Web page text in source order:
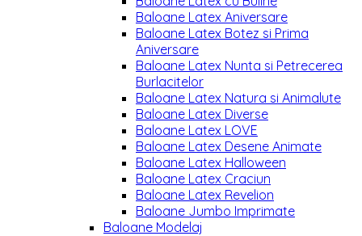
Baloane Latex Aniversare
Baloane Latex Botez si Prima
Aniversare
Baloane Latex Nunta si Petrecerea
Burlacitelor
Baloane Latex Natura si Animalute
Baloane Latex Diverse
Baloane Latex LOVE
Baloane Latex Desene Animate
Baloane Latex Halloween
Baloane Latex Craciun
Baloane Latex Revelion
Baloane Jumbo Imprimate
Baloane Modelaj